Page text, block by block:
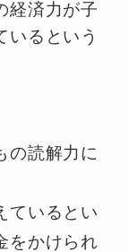
経済力が子
いるという
の読解力に
ているとい
をかけられ